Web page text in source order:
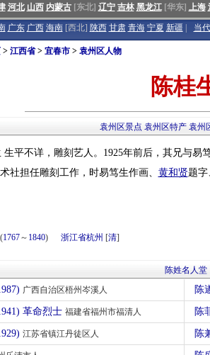
河北 山西 内蒙古[东北] 辽宁 吉林 黑龙江[华东] 上海
广东 广西 海南[西北] 陕西 甘肃 青海 宁夏 新疆 当代
> 江西省> 宜春市> 袁州区人物
陈桂
袁州区景点 袁州区特产 袁州
不详，雕刻艺人。1925年前后，其兄与易笃
社担任雕刻工作，时易笃生作画、 黄和贤题字
(1767～ 1840) 浙江省杭州 [清]
陈姓名人堂
广西自治区梧州岑溪人 陈
革命烈士 福建省福州市福清人 陈
江苏省镇江丹徒区人 陈